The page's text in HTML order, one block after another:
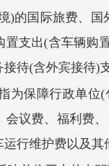
)的国际旅费、
置支出(含车辆购
待(含外宾接待)支
为保障行政单位(
会议费、福利费
行维护费以及其